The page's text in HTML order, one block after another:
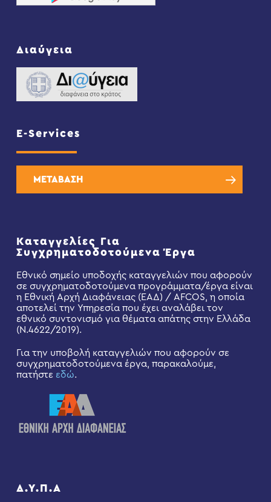
Διαύγεια
E-Services
ΜΕΤΑΒΑΣΗ
Καταγγελίες Για
Συγχρηματοδοτούμενα Έργα
Εθνικό σημείο υποδοχής καταγγελιών που αφορούν
σε συγχρηματοδοτούμενα προγράμματα/έργα είναι
η Εθνική Αρχή Διαφάνειας (ΕΑΔ) / AFCOS, η οποία
αποτελεί την Υπηρεσία που έχει αναλάβει τον
εθνικό συντονισμό για θέματα απάτης στην Ελλάδα
(Ν.4622/2019).
Για την υποβολή καταγγελιών που αφορούν σε
συγχρηματοδοτούμενα έργα, παρακαλούμε,
πατήστε εδώ.
Δ.Υ.Π.Α